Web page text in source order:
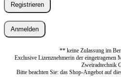
Registrieren
Anmelden
** keine Zulassung im
Exclusive Lizenznehmerin der
Zweiradtechnik
Bitte beachten Sie: das Shop-Angebot auf